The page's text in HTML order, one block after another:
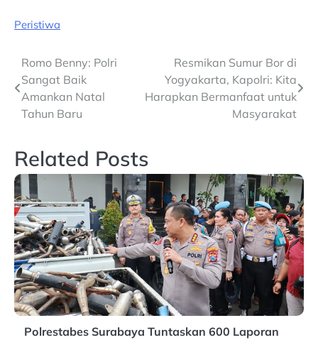
Peristiwa
Post
navigation
Romo Benny: Polri
Sangat Baik
Amankan Natal
Tahun Baru
Resmikan Sumur Bor di
Yogyakarta, Kapolri: Kita
Harapkan Bermanfaat untuk
Masyarakat
Related Posts
Polrestabes Surabaya Tuntaskan 600 Laporan